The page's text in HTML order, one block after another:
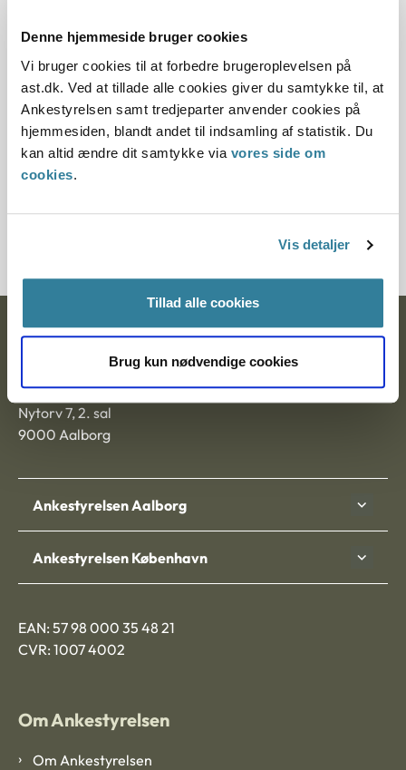
Denne hjemmeside bruger cookies
Vi bruger cookies til at forbedre brugeroplevelsen på
ast.dk. Ved at tillade alle cookies giver du samtykke til, at
Ankestyrelsen samt tredjeparter anvender cookies på
hjemmesiden, blandt andet til indsamling af statistik. Du
kan altid ændre dit samtykke via vores side om
cookies.
Vis detaljer
Tillad alle cookies
Brug kun nødvendige cookies
12.07.2013
Paragraf
§ 112 § 20 § 97 § 5 § 98 § 1 § 19 § 113 § 21 § 58 § 98o §
98v § 98s
Ankestyrelsen
Nytorv 7, 2. sal
9000 Aalborg
Ankestyrelsen Aalborg
Ankestyrelsen København
EAN: 57 98 000 35 48 21
CVR: 1007 4002
Om Ankestyrelsen
Om Ankestyrelsen